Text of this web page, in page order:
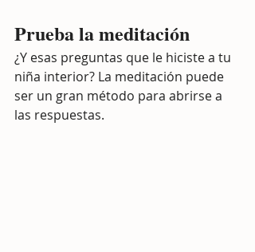
Prueba la meditación
¿Y esas preguntas que le hiciste a tu
niña interior? La meditación puede
ser un gran método para abrirse a
las respuestas.